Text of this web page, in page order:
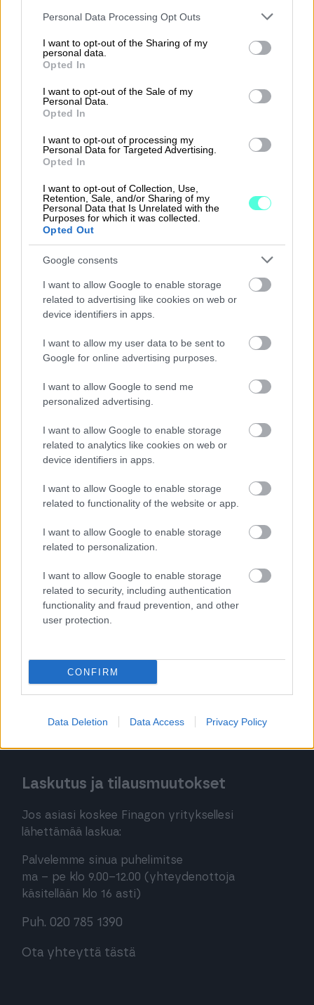
Please note that this website/app uses one or more Google
not limited to your visit or usage behaviour. You may click to
grant or deny consent to Google and its third-party tags to
use your data for below specified purposes in below Google
consent section.
Personal Data Processing Opt Outs
I want to opt-out of the Sharing of my
personal data.
Opted In
I want to opt-out of the Sale of my
Personal Data.
Opted In
I want to opt-out of processing my
Personal Data for Targeted Advertising.
Opted In
I want to opt-out of Collection, Use,
Retention, Sale, and/or Sharing of my
Personal Data that Is Unrelated with the
Purposes for which it was collected.
Opted Out
Google consents
I want to allow Google to enable storage
related to advertising like cookies on web or
device identifiers in apps.
I want to allow my user data to be sent to
Google for online advertising purposes.
I want to allow Google to send me
personalized advertising.
I want to allow Google to enable storage
related to analytics like cookies on web or
device identifiers in apps.
I want to allow Google to enable storage
related to functionality of the website or app.
I want to allow Google to enable storage
related to personalization.
I want to allow Google to enable storage
related to security, including authentication
functionality and fraud prevention, and other
user protection.
CONFIRM
Data Deletion Data Access Privacy Policy
Ratkaisut
Procountor
Sopimuskone
Finago Sign
Procountor Tallennus
Procountor Toiminnanohjaus
Tutustu ohjelmistoihin
Tutustu Procountoriin
Kokeile Sopimuskonetta
Procountor
Sopimuskone
Finago Sign
Asiakaspalvelu
020 7879 840
(yhteydenottoja käsitellään klo 16 asti)
Laskutus ja tilausmuutokset
Jos asiasi koskee Finagon yrityksellesi
lähettämää laskua:
Palvelemme sinua puhelimitse
ma – pe klo 9.00–12.00 (yhteydenottoja
käsitellään klo 16 asti)
Puh. 020 785 1390
Ota yhteyttä tästä